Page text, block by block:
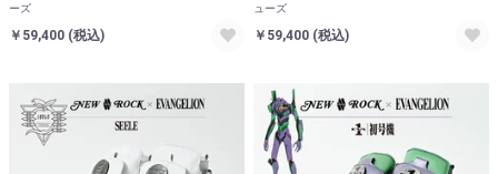
ーズ
￥59,400 (税込)
ューズ
￥59,400 (税込)